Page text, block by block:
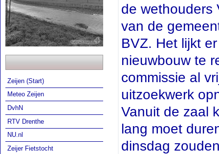
Zeijen (Start)
Meteo Zeijen
DvhN
RTV Drenthe
NU.nl
Zeijer Fietstocht
de wethouders
van de
BVZ. Het lijkt
nieuwbouw te
commissie al
uitzoekwerk
Vanuit de zaal
lang moet
dinsdag